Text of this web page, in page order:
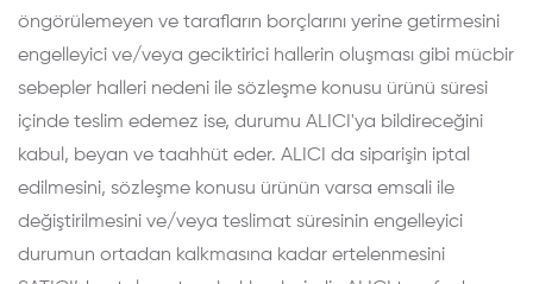
öngörülemeyen ve tarafların borçlarını yerine getirmesini
engelleyici ve/veya geciktirici hallerin oluşması gibi mücbir
sebepler halleri nedeni ile sözleşme konusu ürünü süresi
içinde teslim edemez ise, durumu ALICI'ya bildireceğini
kabul, beyan ve taahhüt eder. ALICI da siparişin iptal
edilmesini, sözleşme konusu ürünün varsa emsali ile
değiştirilmesini ve/veya teslimat süresinin engelleyici
durumun ortadan kalkmasına kadar ertelenmesini